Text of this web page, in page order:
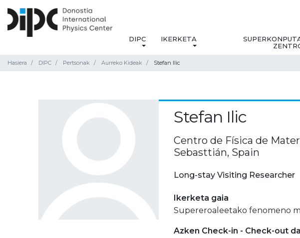
DIPC IKERKETA
Hasiera DIPC Pertsonak Aurreko Kideak Stefan Ilic
Stefan Ilic
Centro de Física de
Sebasttián, Spain
Long-stay Visiting Researcher
Ikerketa gaia
Supereroaleetako fenomeno
Azken Check-in - Check-out